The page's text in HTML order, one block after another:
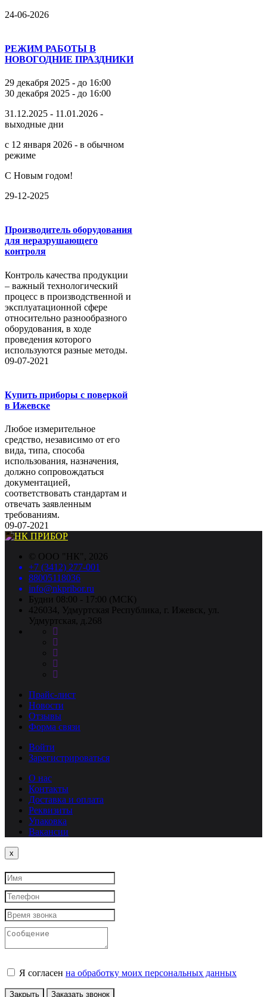
24-06-2026
РЕЖИМ РАБОТЫ В
НОВОГОДНИЕ ПРАЗДНИКИ
29 декабря 2025 - до 16:00
30 декабря 2025 - до 16:00
31.12.2025 - 11.01.2026 -
выходные дни
с 12 января 2026 - в обычном
режиме
С Новым годом!
29-12-2025
Производитель оборудования
для неразрушающего
контроля
Контроль качества продукции
– важный технологический
процесс в производственной и
эксплуатационной сфере
относительно разнообразного
оборудования, в ходе
проведения которого
используются разные методы.
09-07-2021
Купить приборы с поверкой
в Ижевске
Любое измерительное
средство, независимо от его
вида, типа, способа
использования, назначения,
должно сопровождаться
документацией,
соответствовать стандартам и
отвечать заявленным
требованиям.
09-07-2021
© ООО "НК", 2026
+7 (3412) 277-001
88005118036
info@nkpribor.ru
Будни 08:00 - 17:00 (МСК)
426034, Удмуртская Республика, г. Ижевск, ул.
Удмуртская, д.268
Прайс-лист
Новости
Отзывы
Форма связи
Войти
Зарегистрироваться
О нас
Контакты
Доставка и оплата
Реквизиты
Упаковка
Вакансии
x
Я согласен на обработку моих персональных данных
Закрыть Заказать звонок